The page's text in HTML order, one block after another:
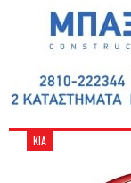
KIA